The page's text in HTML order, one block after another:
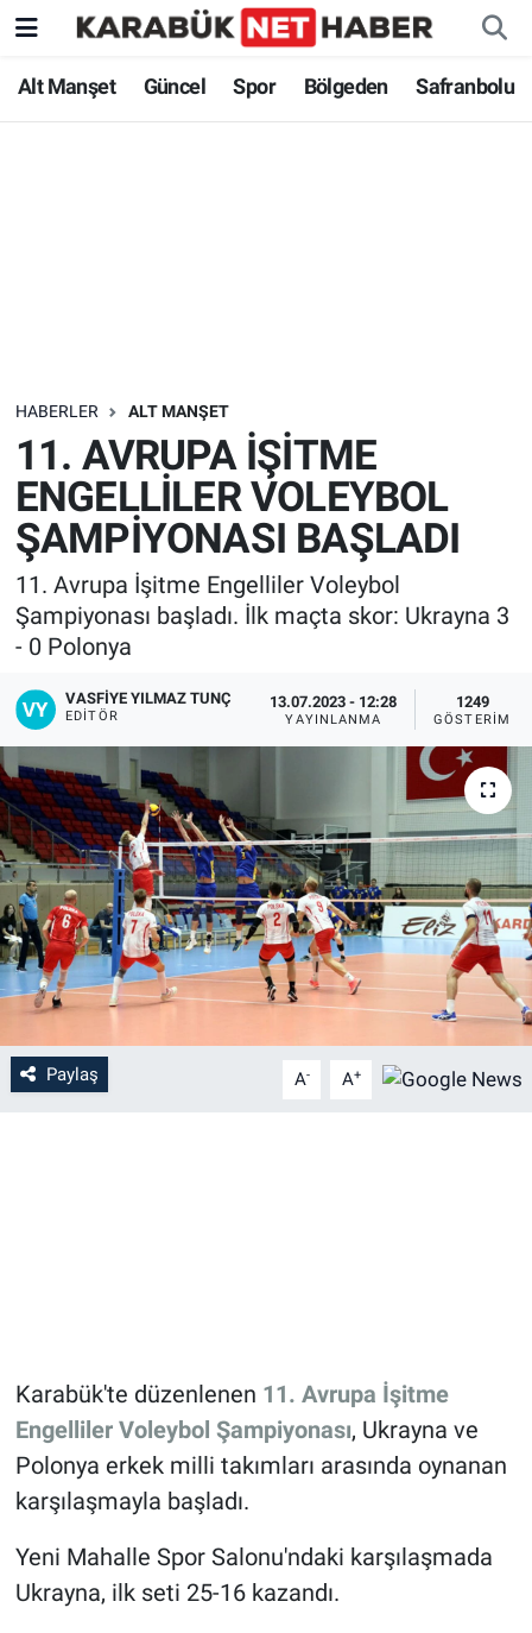
Alt Manşet Güncel Spor Bölgeden Safranbolu
HABERLER ALT MANŞET
11. AVRUPA İŞİTME
ENGELLİLER VOLEYBOL
ŞAMPİYONASI BAŞLADI
11. Avrupa İşitme Engelliler Voleybol
Şampiyonası başladı. İlk maçta skor: Ukrayna 3
- 0 Polonya
VASFIYE YILMAZ TUNÇ
EDITÖR
13.07.2023 - 12:28
YAYINLANMA
1249
GÖSTERIM
Paylaş A- A+
Karabük'te düzenlenen 11. Avrupa İşitme
Engelliler Voleybol Şampiyonası, Ukrayna ve
Polonya erkek milli takımları arasında oynanan
karşılaşmayla başladı.
Yeni Mahalle Spor Salonu'ndaki karşılaşmada
Ukrayna, ilk seti 25-16 kazandı.